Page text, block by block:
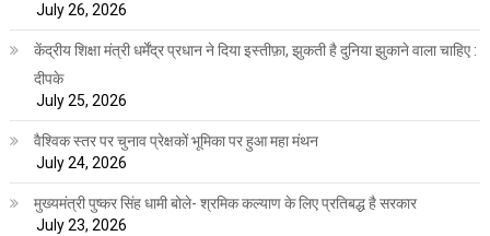
July 26, 2026
केंद्रीय शिक्षा मंत्री धर्मेंद्र प्रधान ने दिया इस्तीफ़ा, झुकती है दुनिया झुकाने वाला चाहिए :
दीपके
July 25, 2026
वैश्विक स्तर पर चुनाव प्रेक्षकों भूमिका पर हुआ महा मंथन
July 24, 2026
मुख्यमंत्री पुष्कर सिंह धामी बोले- श्रमिक कल्याण के लिए प्रतिबद्ध है सरकार
July 23, 2026